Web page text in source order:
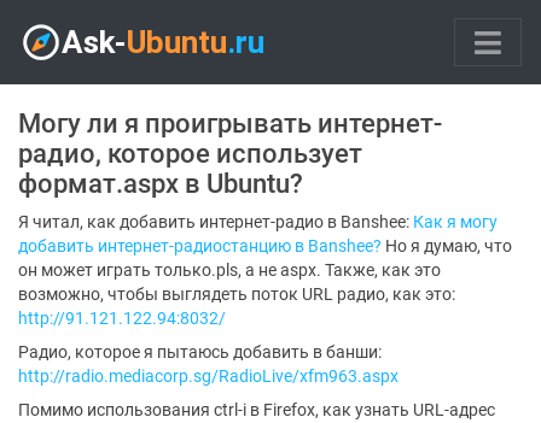
Могу ли я проигрывать интернет-
радио, которое использует
формат.aspx в Ubuntu?
Я читал, как добавить интернет-радио в Banshee: Как я могу
добавить интернет-радиостанцию ​​в Banshee? Но я думаю, что
он может играть только.pls, а не aspx. Также, как это
возможно, чтобы выглядеть поток URL радио, как это:
http://91.121.122.94:8032/
Радио, которое я пытаюсь добавить в банши:
http://radio.mediacorp.sg/RadioLive/xfm963.aspx
Помимо использования ctrl-i в Firefox, как узнать URL-адрес